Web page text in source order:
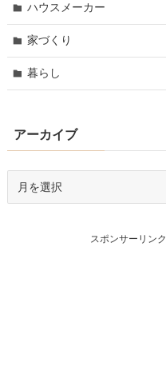
ハウスメーカー
家づくり
暮らし
アーカイブ
スポンサーリンク